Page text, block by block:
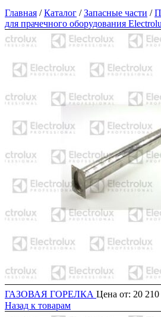
Главная /Каталог /Запасные части /
для прачечного оборудования
ГАЗОВАЯ ГОРЕЛКА Цена от: 20 210
Назад к товарам